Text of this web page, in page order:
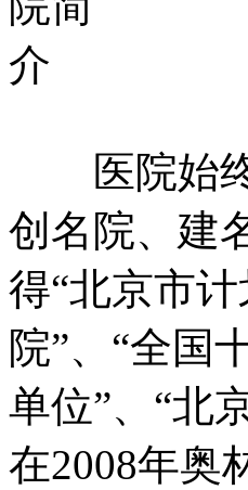
医院始终
创名院、建
得“北京市
院”、“全国
单位”、“北
在2008年奥